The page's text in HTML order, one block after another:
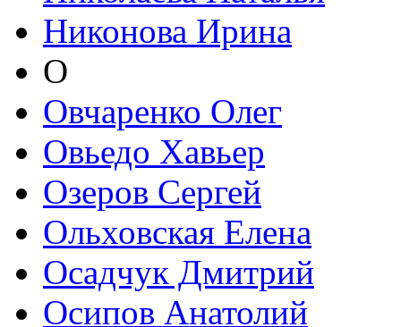
Никонова Ирина
О
Овчаренко Олег
Овьедо Хавьер
Озеров Сергей
Ольховская Елена
Осадчук Дмитрий
Осипов Анатолий